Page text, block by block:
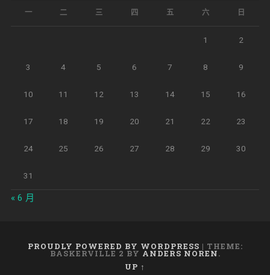
一 二 三 四 五 六 日
1 2
3 4 5 6 7 8 9
10 11 12 13 14 15 16
17 18 19 20 21 22 23
24 25 26 27 28 29 30
31
« 6 月
PROUDLY POWERED BY WORDPRESS | THEME:
BASKERVILLE 2 BY ANDERS NOREN.
UP ↑